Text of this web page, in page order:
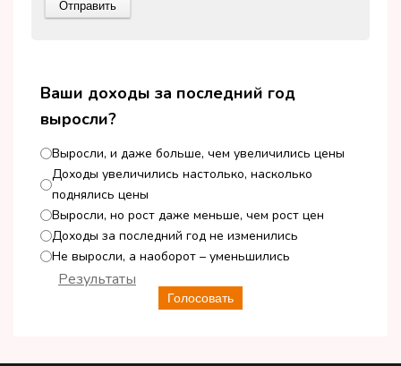
Ваши доходы за последний год
выросли?
Выросли, и даже больше, чем увеличились цены
Доходы увеличились настолько, насколько
поднялись цены
Выросли, но рост даже меньше, чем рост цен
Доходы за последний год не изменились
Не выросли, а наоборот – уменьшились
Голосовать
Результаты